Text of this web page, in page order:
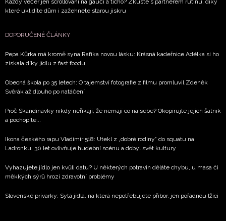
Každý večer jen scrollování na gauči a ticho? Zkuste s partnerem rutinu, díky
které uklidíte dům i zažehnete starou jiskru
DOPORUČENÉ ČLÁNKY
Pepa Kůrka má kromě syna Rafíka novou lásku: Krásná kadeřnice Adélka si ho
získala díky jídlu z fast foodu
Obecná škola po 35 letech: O tajemství fotografie z filmu promluvil Zdeněk
Svěrák až dlouho po natáčení
Proč Skandinávky nikdy neříkají, že nemají co na sebe? Okopírujte jejich šatník
a pochopíte...
Ikona českého rapu Vladimír 518: Utekl z „dobré rodiny“ do squatu na
Ladronku. 30 let ovlivňuje hudební scénu a dobyl svět kultury
Vyhazujete jídlo jen kvůli datu? U některých potravin děláte chybu, u masa či
měkkých sýrů hrozí zdravotní problémy
Slovenské prívarky: Sytá jídla, na která nepotřebujete příbor, jen pořádnou lžíci